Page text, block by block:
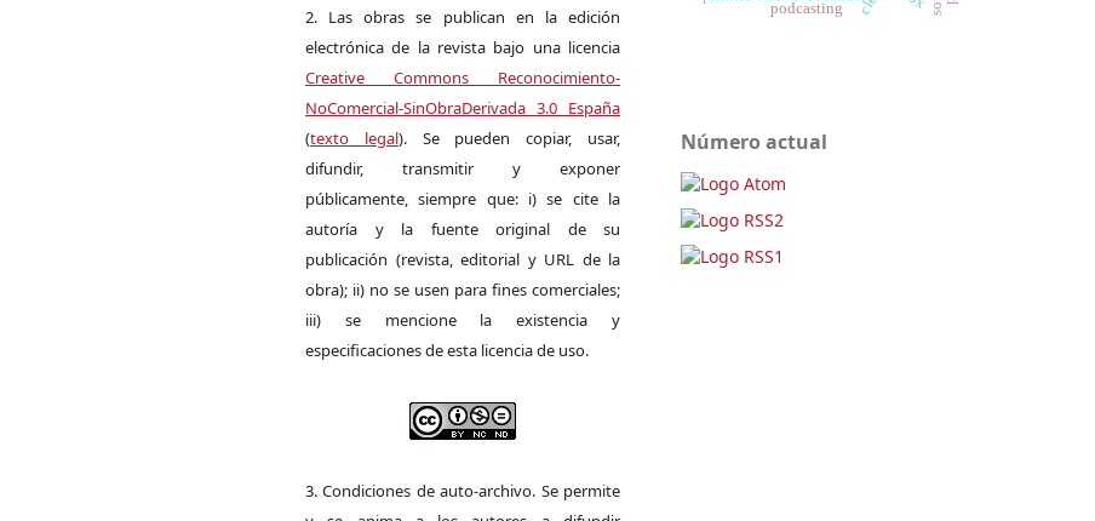
2. Las obras se publican en la edición
electrónica de la revista bajo una licencia
Creative Commons Reconocimiento-
NoComercial-SinObraDerivada 3.0 España
(texto legal). Se pueden copiar, usar,
difundir, transmitir y exponer
públicamente, siempre que: i) se cite la
autoría y la fuente original de su
publicación (revista, editorial y URL de la
obra); ii) no se usen para fines comerciales;
iii) se mencione la existencia y
especificaciones de esta licencia de uso.
3. Condiciones de auto-archivo. Se permite
podcasting
Número actual